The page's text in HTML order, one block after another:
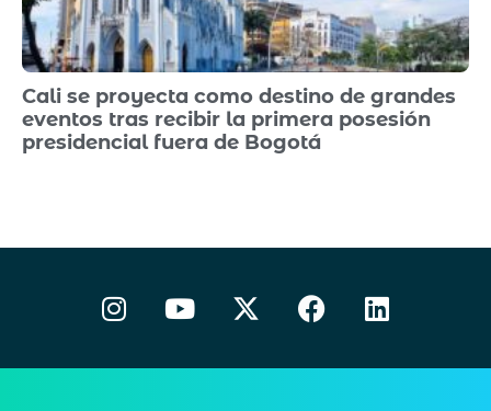
Cali se proyecta como destino de grandes
eventos tras recibir la primera posesión
presidencial fuera de Bogotá